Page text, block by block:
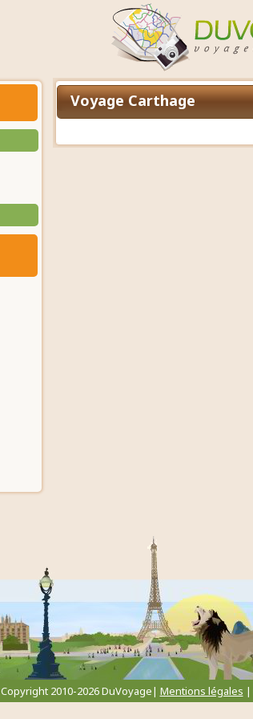
Voyage Carthage
Copyright 2010-2026 DuVoyage| Mentions légales |